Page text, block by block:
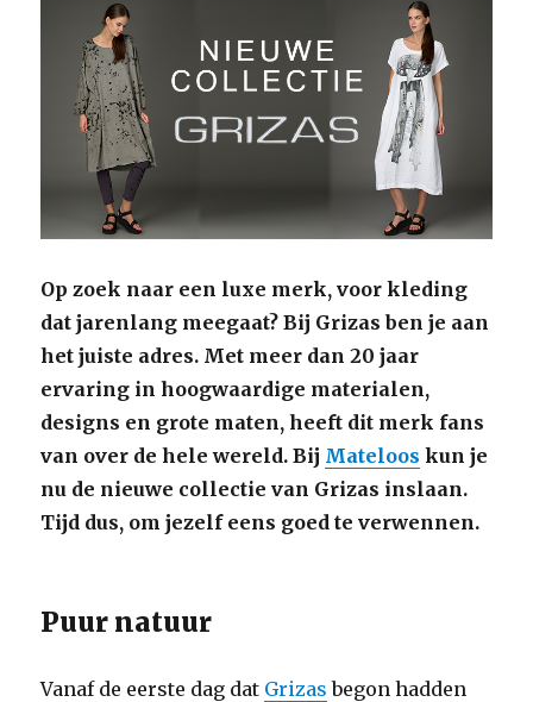
Op zoek naar een luxe merk, voor kleding
dat jarenlang meegaat? Bij Grizas ben je aan
het juiste adres. Met meer dan 20 jaar
ervaring in hoogwaardige materialen,
designs en grote maten, heeft dit merk fans
van over de hele wereld. Bij Mateloos kun je
nu de nieuwe collectie van Grizas inslaan.
Tijd dus, om jezelf eens goed te verwennen.
Puur natuur
Vanaf de eerste dag dat Grizas begon hadden